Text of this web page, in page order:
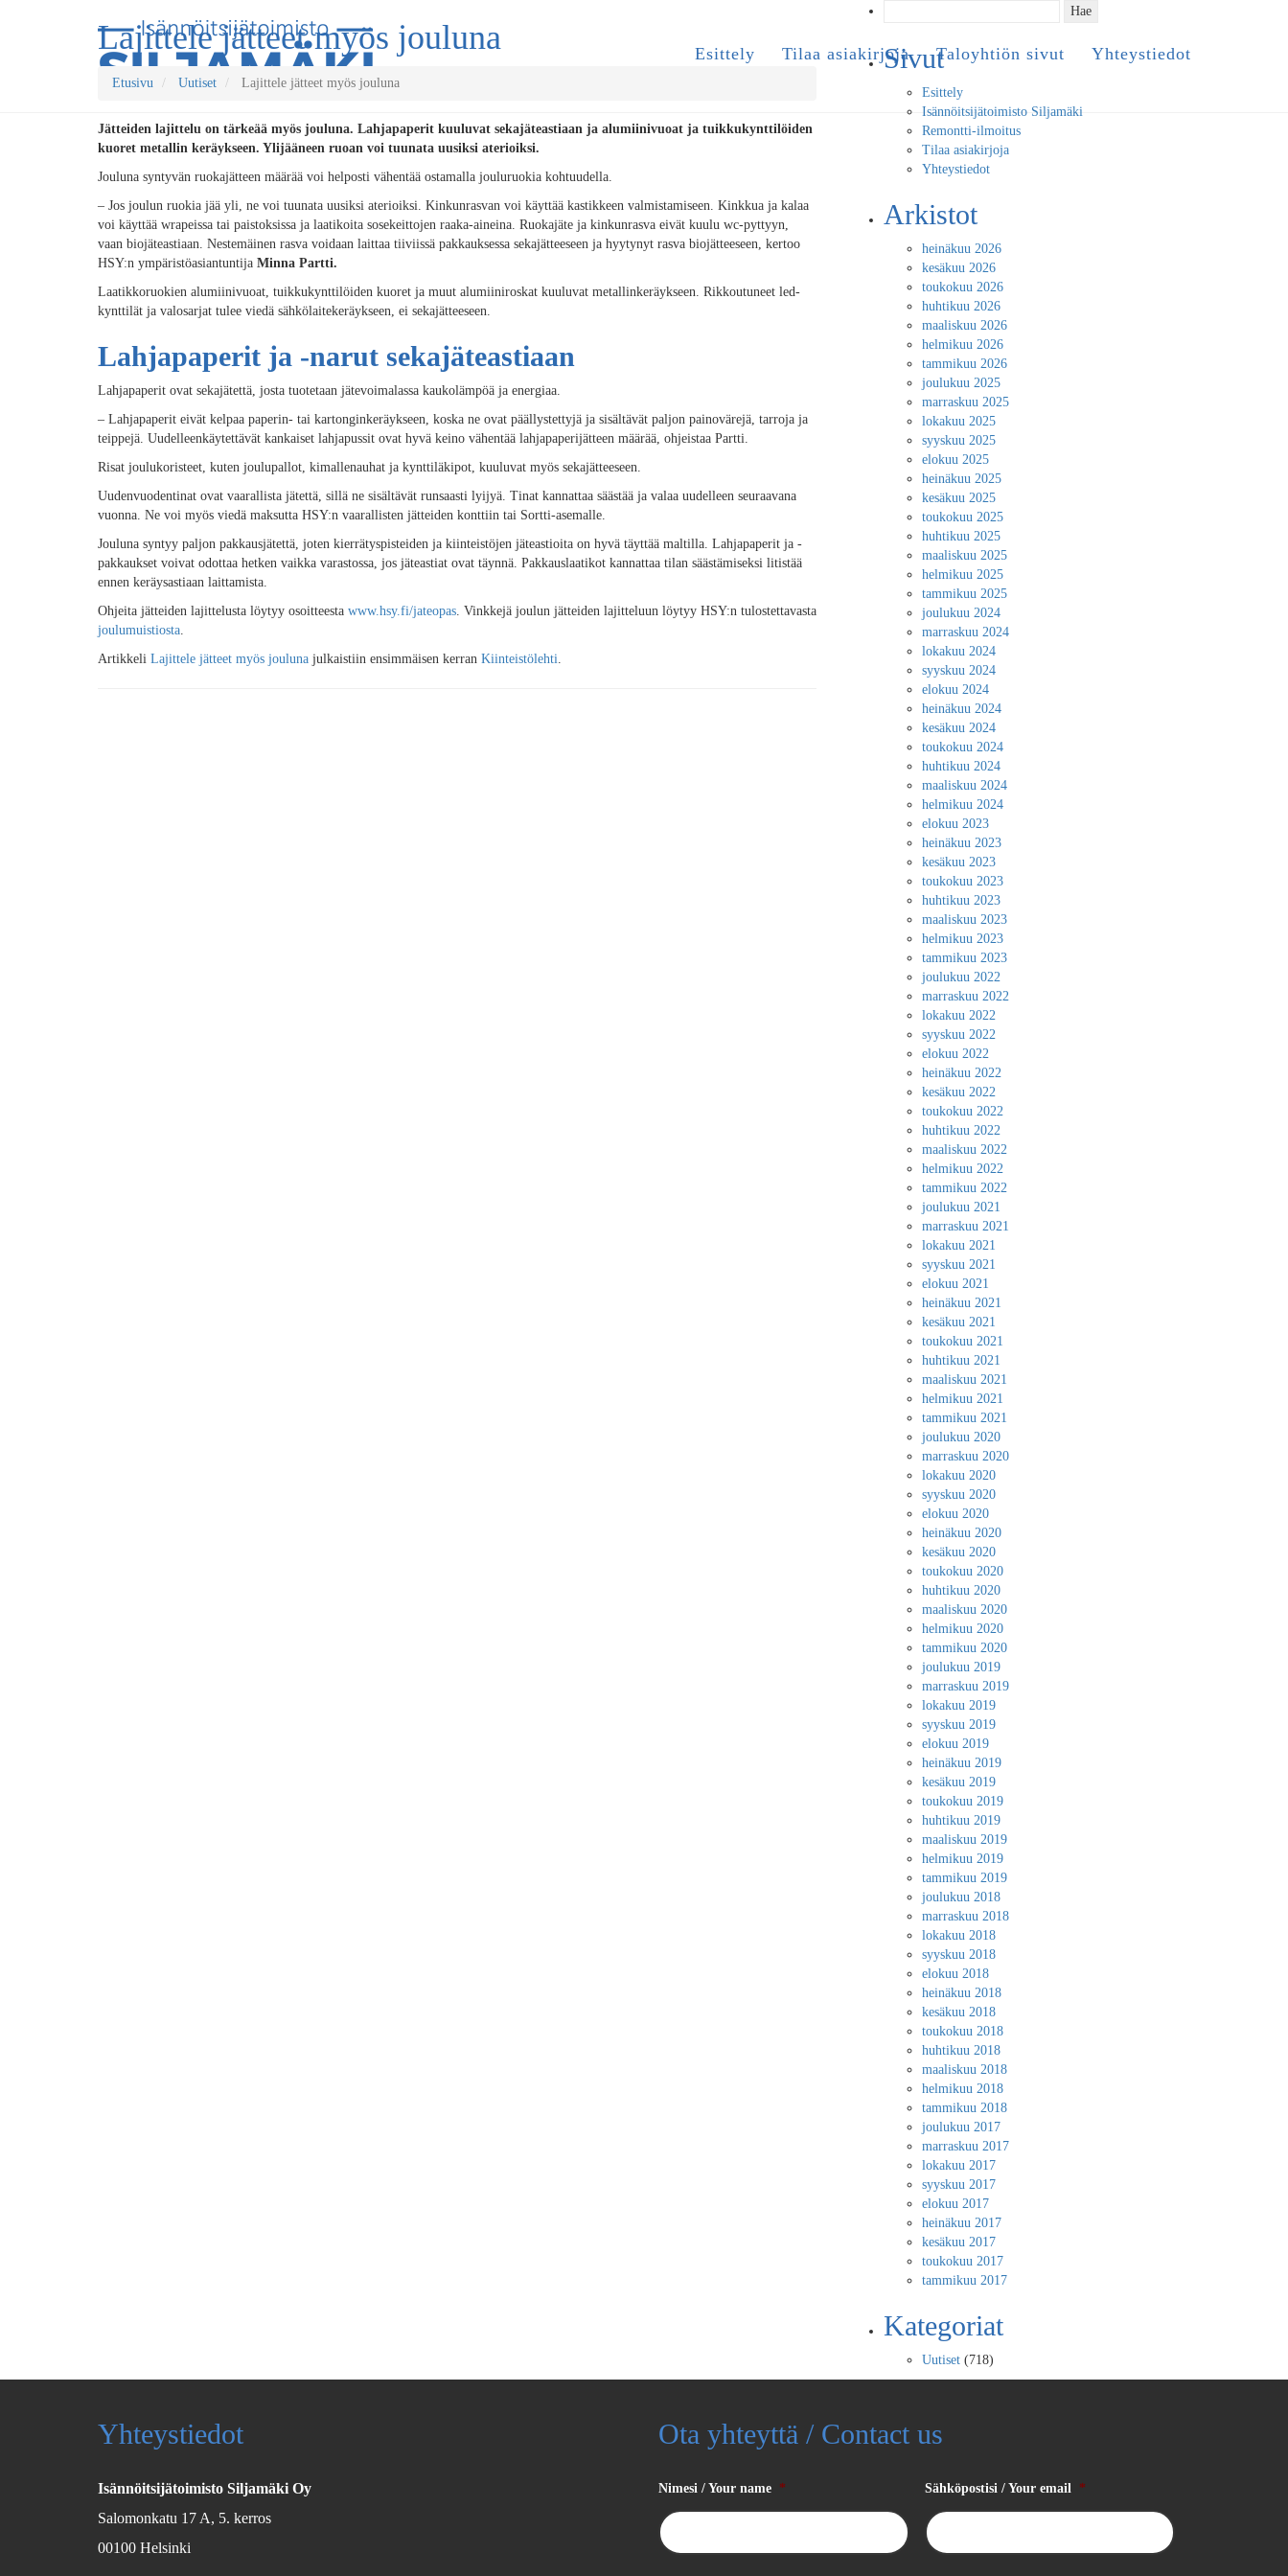
Esittely Tilaa asiakirjoja Taloyhtiön sivut Yhteystiedot
Lajittele jätteet myös jouluna
Etusivu Uutiset Lajittele jätteet myös jouluna
Jätteiden lajittelu on tärkeää myös jouluna. Lahjapaperit kuuluvat sekajäteastiaan ja alumiinivuoat ja tuikkukynttilöiden
kuoret metallin keräykseen. Ylijääneen ruoan voi tuunata uusiksi aterioiksi.
Jouluna syntyvän ruokajätteen määrää voi helposti vähentää ostamalla jouluruokia kohtuudella.
– Jos joulun ruokia jää yli, ne voi tuunata uusiksi aterioiksi. Kinkunrasvan voi käyttää kastikkeen valmistamiseen. Kinkkua ja kalaa
voi käyttää wrapeissa tai paistoksissa ja laatikoita sosekeittojen raaka-aineina. Ruokajäte ja kinkunrasva eivät kuulu wc-pyttyyn,
vaan biojäteastiaan. Nestemäinen rasva voidaan laittaa tiiviissä pakkauksessa sekajätteeseen ja hyytynyt rasva biojätteeseen, kertoo
HSY:n ympäristöasiantuntija Minna Partti.
Laatikkoruokien alumiinivuoat, tuikkukynttilöiden kuoret ja muut alumiiniroskat kuuluvat metallinkeräykseen. Rikkoutuneet led-
kynttilät ja valosarjat tulee viedä sähkölaitekeräykseen, ei sekajätteeseen.
Lahjapaperit ja -narut sekajäteastiaan
Lahjapaperit ovat sekajätettä, josta tuotetaan jätevoimalassa kaukolämpöä ja energiaa.
– Lahjapaperit eivät kelpaa paperin- tai kartonginkeräykseen, koska ne ovat päällystettyjä ja sisältävät paljon painovärejä, tarroja ja
teippejä. Uudelleenkäytettävät kankaiset lahjapussit ovat hyvä keino vähentää lahjapaperijätteen määrää, ohjeistaa Partti.
Risat joulukoristeet, kuten joulupallot, kimallenauhat ja kynttiläkipot, kuuluvat myös sekajätteeseen.
Uudenvuodentinat ovat vaarallista jätettä, sillä ne sisältävät runsaasti lyijyä. Tinat kannattaa säästää ja valaa uudelleen seuraavana
vuonna. Ne voi myös viedä maksutta HSY:n vaarallisten jätteiden konttiin tai Sortti-asemalle.
Jouluna syntyy paljon pakkausjätettä, joten kierrätyspisteiden ja kiinteistöjen jäteastioita on hyvä täyttää maltilla. Lahjapaperit ja -
pakkaukset voivat odottaa hetken vaikka varastossa, jos jäteastiat ovat täynnä. Pakkauslaatikot kannattaa tilan säästämiseksi litistää
ennen keräysastiaan laittamista.
Ohjeita jätteiden lajittelusta löytyy osoitteesta www.hsy.fi/jateopas. Vinkkejä joulun jätteiden lajitteluun löytyy HSY:n tulostettavasta
joulumuistiosta.
Artikkeli Lajittele jätteet myös jouluna julkaistiin ensimmäisen kerran Kiinteistölehti.
Sivut
Esittely
Isännöitsijätoimisto Siljamäki
Remontti-ilmoitus
Tilaa asiakirjoja
Yhteystiedot
Arkistot
heinäkuu 2026
kesäkuu 2026
toukokuu 2026
huhtikuu 2026
maaliskuu 2026
helmikuu 2026
tammikuu 2026
joulukuu 2025
marraskuu 2025
lokakuu 2025
syyskuu 2025
elokuu 2025
heinäkuu 2025
kesäkuu 2025
toukokuu 2025
huhtikuu 2025
maaliskuu 2025
helmikuu 2025
tammikuu 2025
joulukuu 2024
marraskuu 2024
lokakuu 2024
syyskuu 2024
elokuu 2024
heinäkuu 2024
kesäkuu 2024
toukokuu 2024
huhtikuu 2024
maaliskuu 2024
helmikuu 2024
elokuu 2023
heinäkuu 2023
kesäkuu 2023
toukokuu 2023
huhtikuu 2023
maaliskuu 2023
helmikuu 2023
tammikuu 2023
joulukuu 2022
marraskuu 2022
lokakuu 2022
syyskuu 2022
elokuu 2022
heinäkuu 2022
kesäkuu 2022
toukokuu 2022
huhtikuu 2022
maaliskuu 2022
helmikuu 2022
tammikuu 2022
joulukuu 2021
marraskuu 2021
lokakuu 2021
syyskuu 2021
elokuu 2021
heinäkuu 2021
kesäkuu 2021
toukokuu 2021
huhtikuu 2021
maaliskuu 2021
helmikuu 2021
tammikuu 2021
joulukuu 2020
marraskuu 2020
lokakuu 2020
syyskuu 2020
elokuu 2020
heinäkuu 2020
kesäkuu 2020
toukokuu 2020
huhtikuu 2020
maaliskuu 2020
helmikuu 2020
tammikuu 2020
joulukuu 2019
marraskuu 2019
lokakuu 2019
syyskuu 2019
elokuu 2019
heinäkuu 2019
kesäkuu 2019
toukokuu 2019
huhtikuu 2019
maaliskuu 2019
helmikuu 2019
tammikuu 2019
joulukuu 2018
marraskuu 2018
lokakuu 2018
syyskuu 2018
elokuu 2018
heinäkuu 2018
kesäkuu 2018
toukokuu 2018
huhtikuu 2018
maaliskuu 2018
helmikuu 2018
tammikuu 2018
joulukuu 2017
marraskuu 2017
lokakuu 2017
syyskuu 2017
elokuu 2017
heinäkuu 2017
kesäkuu 2017
toukokuu 2017
tammikuu 2017
Kategoriat
Uutiset (718)
Yhteystiedot
Isännöitsijätoimisto Siljamäki Oy
Salomonkatu 17 A, 5. kerros
00100 Helsinki
Ota yhteyttä / Contact us
Nimesi / Your name * Sähköpostisi / Your email *